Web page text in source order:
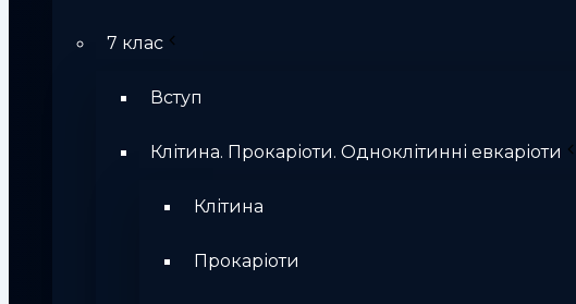
7 клас
Вступ
Клітина. Прокаріоти. Одноклітинні евкаріоти
Клітина
Прокаріоти